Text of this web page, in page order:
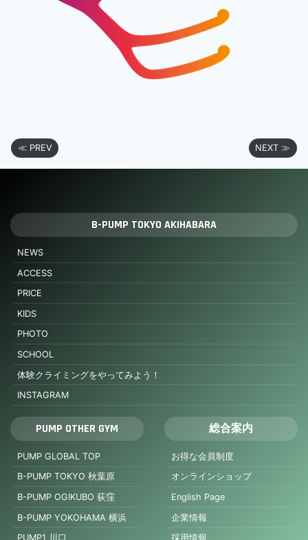
≪ PREV NEXT ≫
B-PUMP TOKYO AKIHABARA
NEWS
ACCESS
PRICE
KIDS
PHOTO
SCHOOL
体験クライミングをやってみよう！
INSTAGRAM
PUMP OTHER GYM
PUMP GLOBAL TOP
B-PUMP TOKYO 秋葉原
B-PUMP OGIKUBO 荻窪
B-PUMP YOKOHAMA 横浜
PUMP1 川口
総合案内
お得な会員制度
オンラインショップ
English Page
企業情報
採用情報